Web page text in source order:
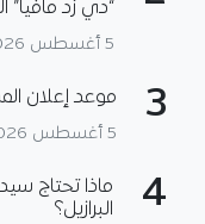
“دي زد مافيا”
5 أغسطس 2026
3 موعد إعلان
5 أغسطس 2026
4
ماذا تحتاج
البرازيل؟